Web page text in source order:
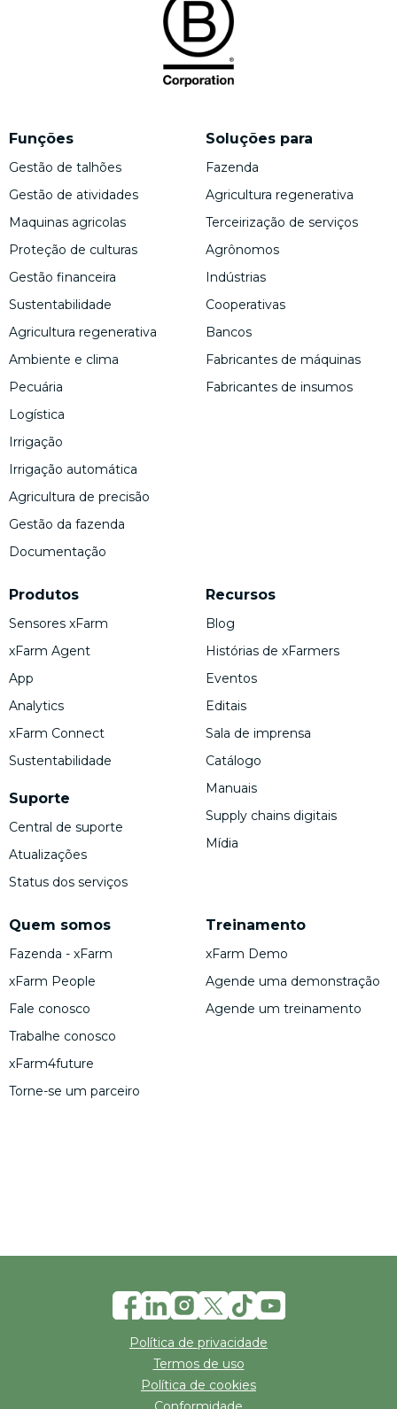
Funções
Gestão de talhões
Gestão de atividades
Maquinas agricolas
Proteção de culturas
Gestão financeira
Sustentabilidade
Agricultura regenerativa
Ambiente e clima
Pecuária
Logística
Irrigação
Irrigação automática
Agricultura de precisão
Gestão da fazenda
Documentação
Produtos
Sensores xFarm
xFarm Agent
App
Analytics
xFarm Connect
Sustentabilidade
Suporte
Central de suporte
Atualizações
Status dos serviços
Soluções para
Fazenda
Agricultura regenerativa
Terceirização de serviços
Agrônomos
Indústrias
Cooperativas
Bancos
Fabricantes de máquinas
Fabricantes de insumos
Quem somos
Fazenda - xFarm
xFarm People
Fale conosco
Trabalhe conosco
xFarm4future
Torne-se um parceiro
Recursos
Blog
Histórias de xFarmers
Eventos
Editais
Sala de imprensa
Catálogo
Manuais
Supply chains digitais
Mídia
Treinamento
xFarm Demo
Agende uma demonstração
Agende um treinamento
Política de privacidade
Termos de uso
Política de cookies